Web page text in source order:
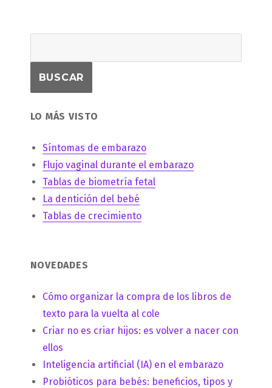
LO MÁS VISTO
Síntomas de embarazo
Flujo vaginal durante el embarazo
Tablas de biometría fetal
La dentición del bebé
Tablas de crecimiento
NOVEDADES
Cómo organizar la compra de los libros de
texto para la vuelta al cole
Criar no es criar hijos: es volver a nacer con
ellos
Inteligencia artificial (IA) en el embarazo
Probióticos para bebés: beneficios, tipos y